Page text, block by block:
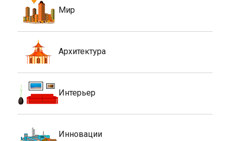
Мир
Архитектура
Интерьер
Инновации